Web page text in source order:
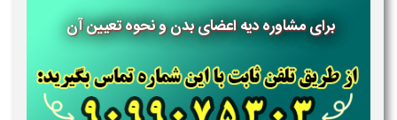
برای مشاوره دیه اعضای بدن و نحوه تعیین آن